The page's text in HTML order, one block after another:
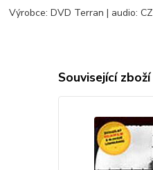
Výrobce: DVD Terran | audio: CZ
Související zboží